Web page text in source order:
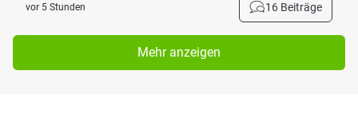
vor 5 Stunden 16 Beiträge
Mehr anzeigen